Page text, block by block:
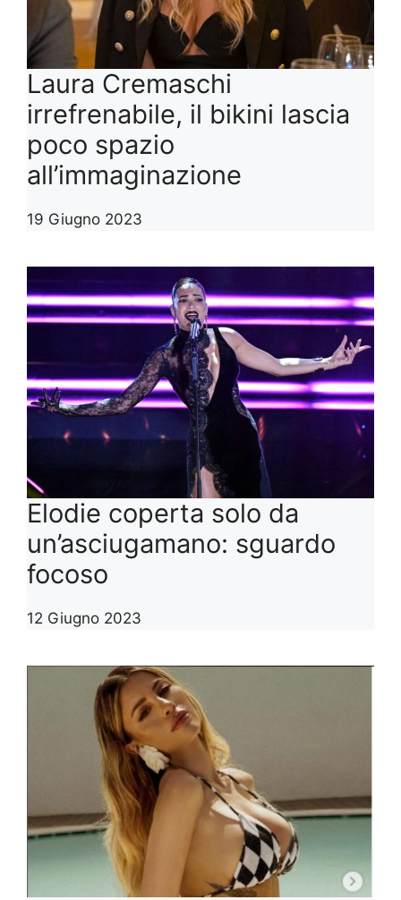
Laura Cremaschi
irrefrenabile, il bikini lascia
poco spazio
all’immaginazione
19 Giugno 2023
Elodie coperta solo da
un’asciugamano: sguardo
focoso
12 Giugno 2023